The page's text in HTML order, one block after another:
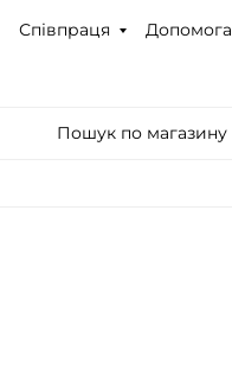
Співпраця Допомога
Пошук по магазину